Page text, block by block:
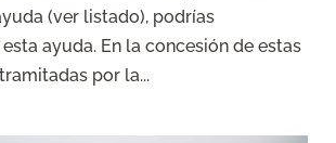
(ver listado), podrías
ayuda. En la concesión de estas
por la...